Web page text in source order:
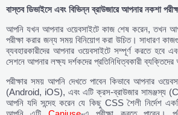
বাস্তবডিভাইসেএবং বিভিন্নব্রাউজারেআপনারনকশা
আপনি যখন আপনার ওয়েবসাইটে কাজ শেষ করেন, তখন
পরীক্ষা করার জন্য সময় বিনিয়োগ করা উচিত। সাধারণ
ব্যবহারকারীদের আপনার ওয়েবসাইটে সম্পূর্ণ করতে হবে
সেশনে আপনার লক্ষ্য দর্শকদের প্রতিনিধিত্বকারী ব্যক্তিদের
পরীক্ষার সময় আপনি দেখতে পাবেন কিভাবে আপনার
(Android, iOS), এবং এটি ক্রস-ব্রাউজার
আপনি যদি সন্দেহ করেন যে কিছু CSS শৈলী নির্দেশ একটি